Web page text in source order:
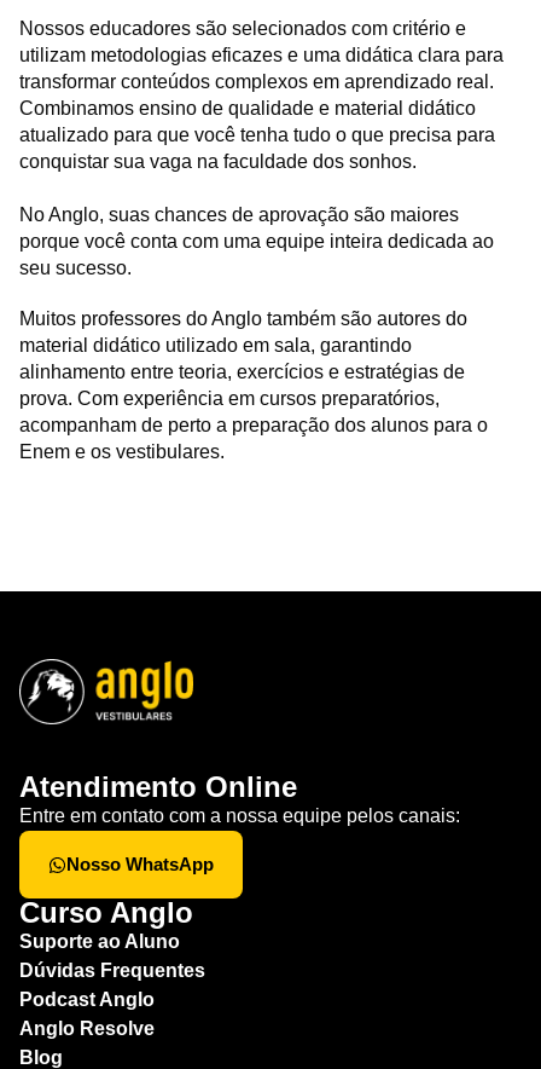
Nossos educadores são selecionados com critério e
utilizam metodologias eficazes e uma didática clara para
transformar conteúdos complexos em aprendizado real.
Combinamos ensino de qualidade e material didático
atualizado para que você tenha tudo o que precisa para
conquistar sua vaga na faculdade dos sonhos.
No Anglo, suas chances de aprovação são maiores
porque você conta com uma equipe inteira dedicada ao
seu sucesso.
Muitos professores do Anglo também são autores do
material didático utilizado em sala, garantindo
alinhamento entre teoria, exercícios e estratégias de
prova. Com experiência em cursos preparatórios,
acompanham de perto a preparação dos alunos para o
Enem e os vestibulares.
Atendimento Online
Entre em contato com a nossa equipe pelos canais:
Nosso WhatsApp
Curso Anglo
Suporte ao Aluno
Dúvidas Frequentes
Podcast Anglo
Anglo Resolve
Blog